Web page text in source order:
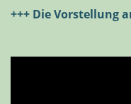
+++ Die Vorstellung